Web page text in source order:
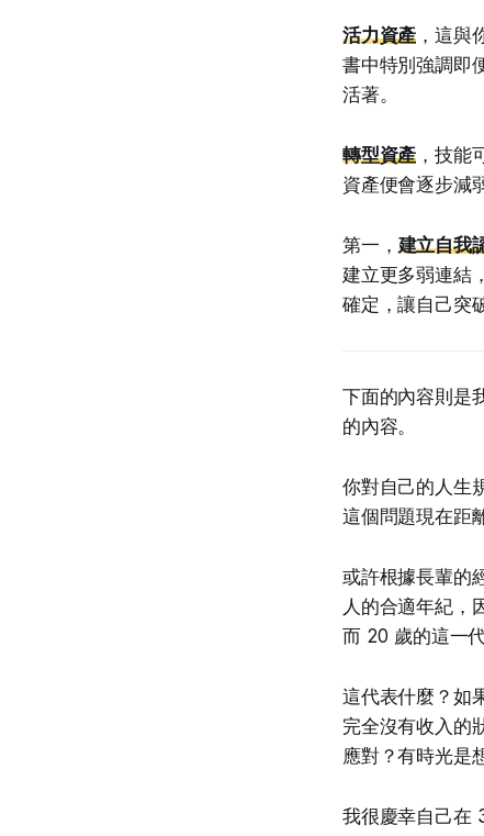
活力資產 ，這與
書中特別強調即
活著。
轉型資產 ，技能
資產便會逐步減
第一， 建立自我
建立更多弱連結
確定，讓自己突
下面的內容則是
的內容。
你對自己的人生
這個問題現在距
或許根據長輩的
人的合適年紀，
而 20 歲的這一
這代表什麼？如
完全沒有收入的
應對？有時光是
我很慶幸自己在